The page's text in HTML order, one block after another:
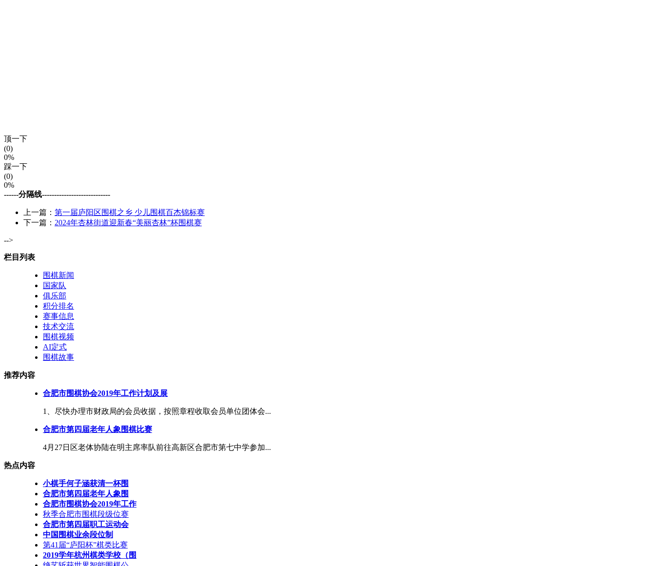
顶一下
(0)
0%
踩一下
(0)
0%
------分隔线----------------------------
上一篇： 第一届庐阳区围棋之乡 少儿围棋百杰锦标赛
下一篇： 2024年杏林街道迎新春“美丽杏林”杯围棋赛
-->
栏目列表
围棋新闻
国家队
俱乐部
积分排名
赛事信息
技术交流
围棋视频
AI定式
围棋故事
推荐内容
合肥市围棋协会2019年工作计划及展
1、尽快办理市财政局的会员收据，按照章程收取会员单位团体会...
合肥市第四届老年人象围棋比赛
4月27日区老体协陆在明主席率队前往高新区合肥市第七中学参加...
热点内容
小棋手何子涵获清一杯围
合肥市第四届老年人象围
合肥市围棋协会2019年工作
秋季合肥市围棋段级位赛
合肥市第四届职工运动会
中国围棋业余段位制
第41届“庐阳杯”棋类比赛
2019学年杭州棋类学校（围